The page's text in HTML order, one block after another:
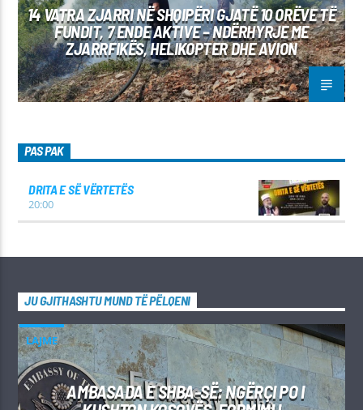
14 VATRA ZJARRI NË SHQIPËRI GJATË 10 ORËVE TË
FUNDIT, 7 ENDE AKTIVE – NDËRHYRJE ME
ZJARRFIKËS, HELIKOPTER DHE AVION
PAS PAK
DRITA E SË VËRTETËS
20:00
JU GJITHASHTU MUND TË PËLQENI
LAJME
AMBASADA E SHBA-SË: NGËRÇI PO I